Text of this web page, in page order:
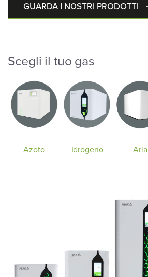
GUARDA I NOSTRI PRODOTTI
Scegli il tuo gas
Azoto Idrogeno Aria